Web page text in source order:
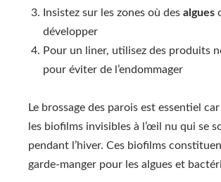
Insistez sur les zones où des algues
développer
Pour un liner, utilisez des produits
pour éviter de l’endommager
Le brossage des parois est essentiel
les biofilms invisibles à l’œil nu qui se
pendant l’hiver. Ces biofilms
garde-manger pour les algues et